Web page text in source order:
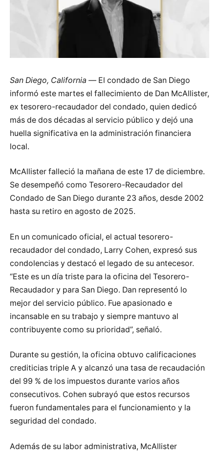
San Diego, California — El condado de San Diego
informó este martes el fallecimiento de Dan McAllister,
ex tesorero-recaudador del condado, quien dedicó
más de dos décadas al servicio público y dejó una
huella significativa en la administración financiera
local.
McAllister falleció la mañana de este 17 de diciembre.
Se desempeñó como Tesorero-Recaudador del
Condado de San Diego durante 23 años, desde 2002
hasta su retiro en agosto de 2025.
En un comunicado oficial, el actual tesorero-
recaudador del condado, Larry Cohen, expresó sus
condolencias y destacó el legado de su antecesor.
“Este es un día triste para la oficina del Tesorero-
Recaudador y para San Diego. Dan representó lo
mejor del servicio público. Fue apasionado e
incansable en su trabajo y siempre mantuvo al
contribuyente como su prioridad”, señaló.
Durante su gestión, la oficina obtuvo calificaciones
crediticias triple A y alcanzó una tasa de recaudación
del 99 % de los impuestos durante varios años
consecutivos. Cohen subrayó que estos recursos
fueron fundamentales para el funcionamiento y la
seguridad del condado.
Además de su labor administrativa, McAllister